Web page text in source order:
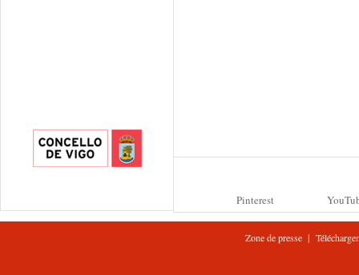
Pinterest
Zone de presse |